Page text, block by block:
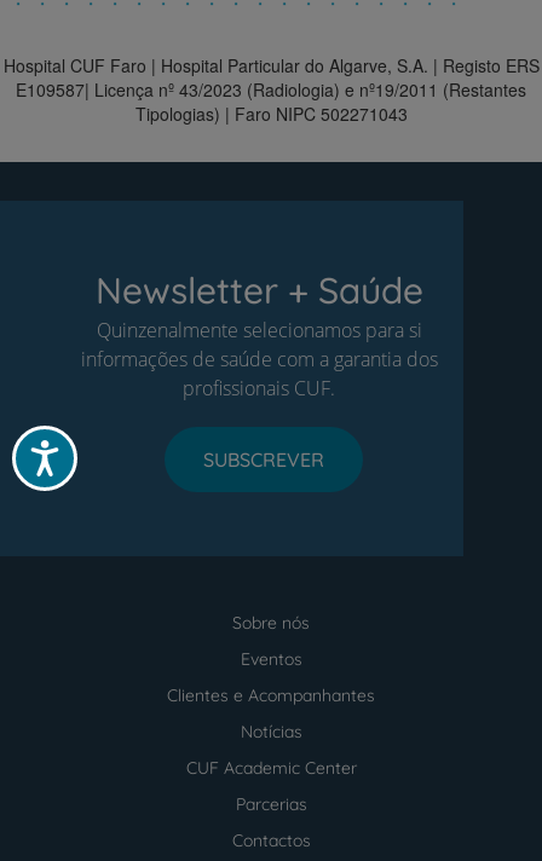
Acessibilidade
Hospital CUF Faro | Hospital Particular do Algarve, S.A. | Registo ERS
E109587| Licença nº 43/2023 (Radiologia) e nº19/2011 (Restantes
Tipologias) | Faro NIPC 502271043
Newsletter + Saúde
Quinzenalmente selecionamos para si
informações de saúde com a garantia dos
profissionais CUF.
SUBSCREVER
Sobre nós
Eventos
Clientes e Acompanhantes
Notícias
CUF Academic Center
Parcerias
Contactos